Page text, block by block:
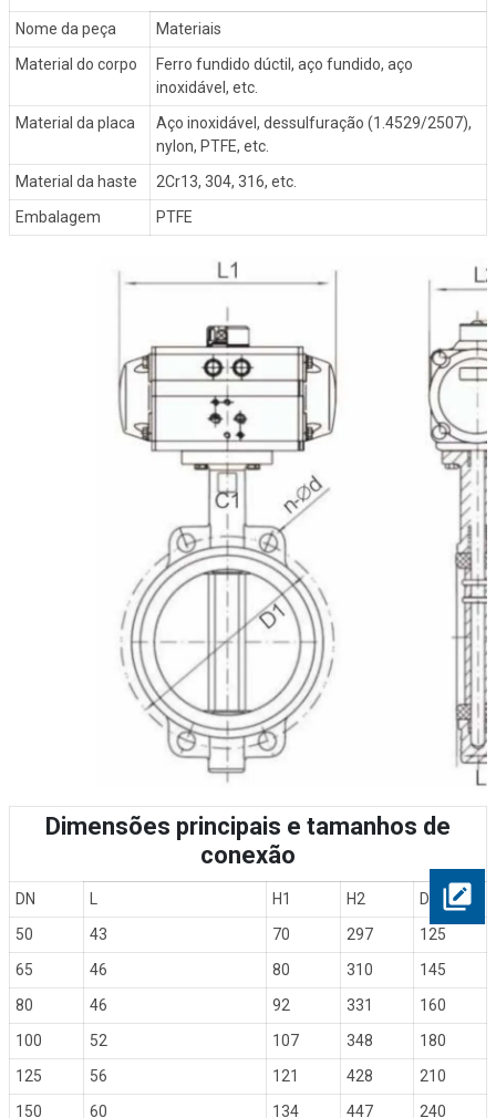
Nome da peça
Materiais
Material do corpo
Ferro fundido dúctil, aço fundido, aço
inoxidável, etc.
Material da placa
Aço inoxidável, dessulfuração (1.4529/2507),
nylon, PTFE, etc.
Material da haste
2Cr13, 304, 316, etc.
Embalagem
PTFE
Dimensões principais e tamanhos de
conexão
DN L H1 H2
D
50
43 70 297
125
65
46 80 310
145
80
46 92 331
160
100
52 107 348
180
125
56 121 428
210
150
60 134 447 240